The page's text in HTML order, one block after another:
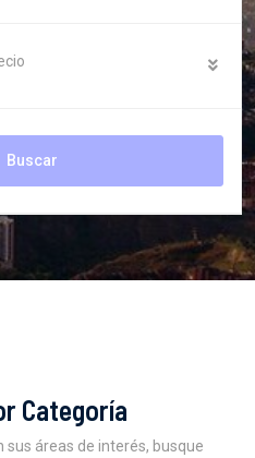
Buscar
Categoría
sus áreas de interés, busque